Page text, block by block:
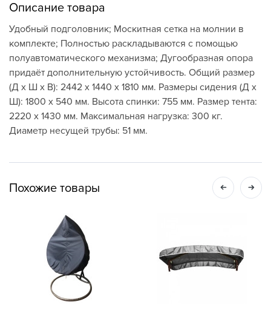
Описание товара
Удобный подголовник; Москитная сетка на молнии в
комплекте; Полностью раскладываются с помощью
полуавтоматического механизма; Дугообразная опора
придаёт дополнительную устойчивость. Общий размер
(Д х Ш х В): 2442 х 1440 х 1810 мм. Размеры сидения (Д х
Ш): 1800 х 540 мм. Высота спинки: 755 мм. Размер тента:
2220 х 1430 мм. Максимальная нагрузка: 300 кг.
Диаметр несущей трубы: 51 мм.
Похожие товары